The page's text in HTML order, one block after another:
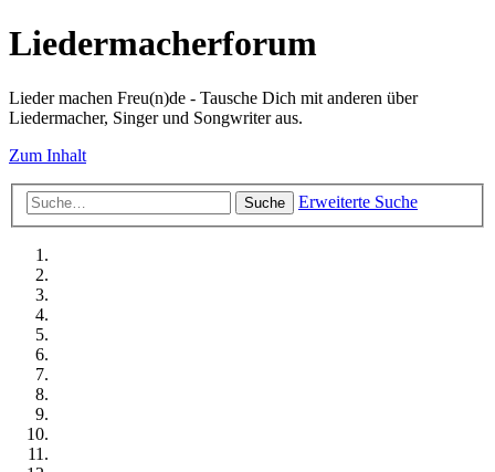
Liedermacherforum
Lieder machen Freu(n)de - Tausche Dich mit anderen über
Liedermacher, Singer und Songwriter aus.
Zum Inhalt
Suche Erweiterte Suche